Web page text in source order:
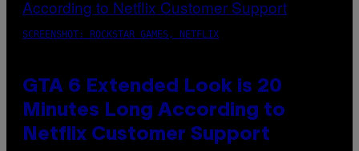
SCREENSHOT: ROCKSTAR GAMES, NETFLIX
GTA 6 Extended Look is 20
Minutes Long According to
Netflix Customer Support